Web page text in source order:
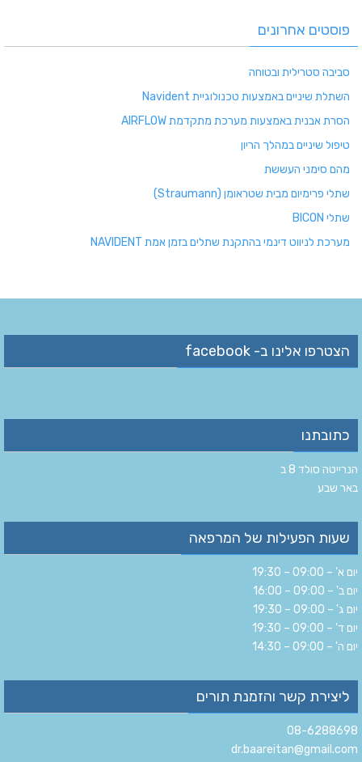
פוסטים אחרונים
סביבה סטרילית ובטוחה
השתלת שיניים באמצעות טכנולוגיית Navident
הסרת אבנית באמצעות מערכת מתקדמת AIRFLOW
טיפול שיניים במהלך הריון
מהם סימני העששת
שתלי פרימיום מבית שטראומן (Straumann)
שתלי BICON
מערכת לניווט דינמי בהתקנת שתלים בזמן אמת NAVIDENT
הצטרפו אלינו ב- facebook
כתובתנו
הנרייטה סולד 8 ב‏
‏באר שבע‏
שעות הפעילות של המרפאה
יום א' – 09:00 – 19:30
יום ב' – 09:00 – 16:00
יום ג' – 09:00 – 19:30
יום ד' – 09:00 – 19:30
יום ה' – 09:00 – 14:30
ליצירת קשר והזמנת תורים
08-6288698
dr.baareitan@gmail.com